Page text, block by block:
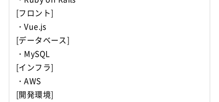
[フロント]
・Vue.js
[データベース]
・MySQL
[インフラ]
・AWS
[開発環境]